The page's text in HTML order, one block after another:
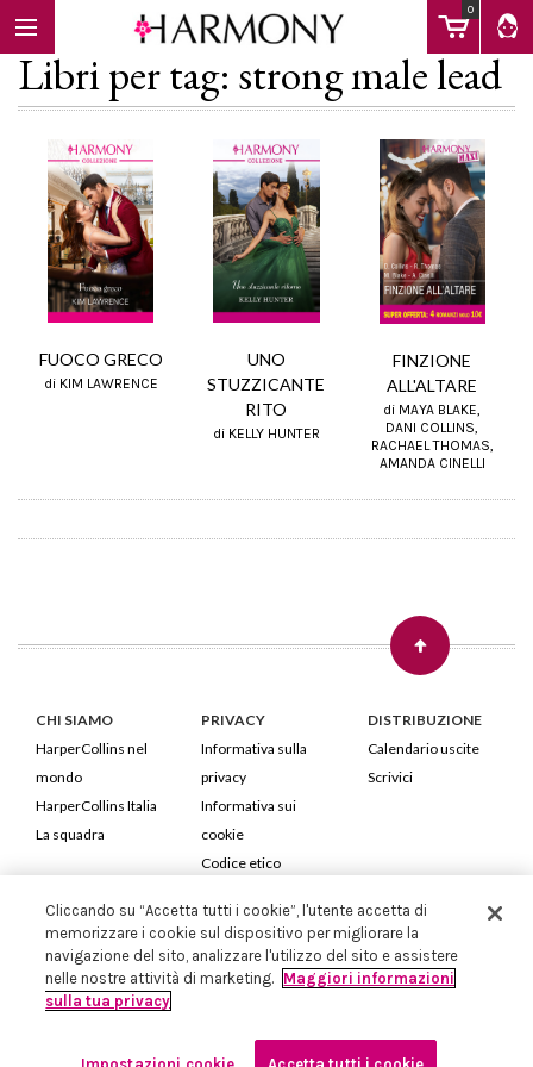
0
EBOOK
Calendario
Libri per tag: strong male lead
FUOCO GRECO
di KIM LAWRENCE
UNO
STUZZICANTE
RITO
di KELLY HUNTER
FINZIONE
ALL'ALTARE
di MAYA BLAKE,
DANI COLLINS,
RACHAEL THOMAS,
AMANDA CINELLI
CHI SIAMO
HarperCollins nel
mondo
HarperCollins Italia
La squadra
PRIVACY
Informativa sulla
privacy
Informativa sui
cookie
Codice etico
DISTRIBUZIONE
Calendario uscite
Scrivici
HarperCollins Italia S.p.A. Viale Monte Nero, 84 - 20135 Milano
Cod. Fiscale e P.IVA 05946780151 - Capitale Sociale 258.250 €
Iscritta in Milano al Registro delle imprese nr.198004 e REA nr.1051898
Cliccando su “Accetta tutti i cookie”, l'utente accetta di
memorizzare i cookie sul dispositivo per migliorare la
navigazione del sito, analizzare l'utilizzo del sito e assistere
nelle nostre attività di marketing. Maggiori informazioni
sulla tua privacy